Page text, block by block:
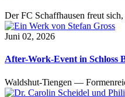
Der FC Schaffhausen freut
Juni 02, 2026
After-Work-Event in Schloss
Waldshut-Tiengen —